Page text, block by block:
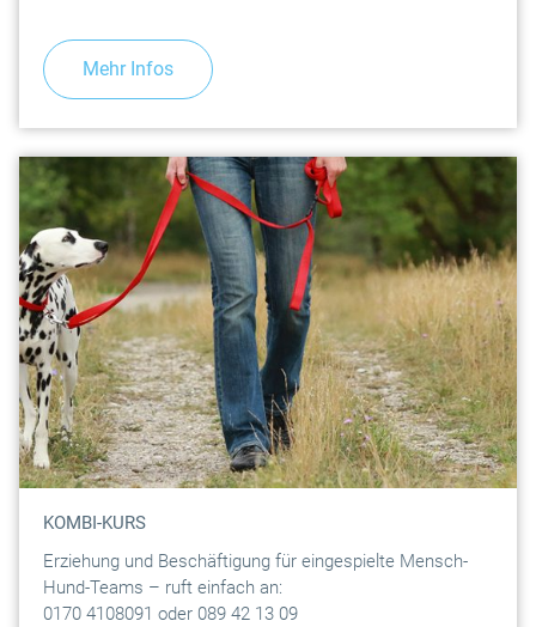
Mehr Infos
KOMBI-KURS
Erziehung und Beschäftigung für eingespielte Mensch-
Hund-Teams – ruft einfach an:
0170 4108091 oder 089 42 13 09